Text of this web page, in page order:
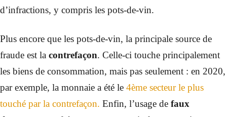
d’infractions, y compris les pots-de-vin.
Plus encore que les pots-de-vin, la principale source de
fraude est la contrefaçon. Celle-ci touche principalement
les biens de consommation, mais pas seulement : en 2020,
par exemple, la monnaie a été le 4ème secteur le plus
touché par la contrefaçon. Enfin, l’usage de faux